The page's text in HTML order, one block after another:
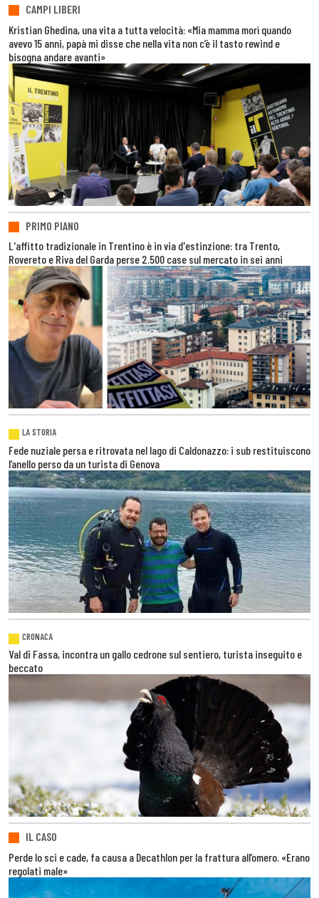
CAMPI LIBERI
Kristian Ghedina, una vita a tutta velocità: «Mia mamma morì quando
avevo 15 anni, papà mi disse che nella vita non c’è il tasto rewind e
bisogna andare avanti»
PRIMO PIANO
L'affitto tradizionale in Trentino è in via d'estinzione: tra Trento,
Rovereto e Riva del Garda perse 2.500 case sul mercato in sei anni
LA STORIA
Fede nuziale persa e ritrovata nel lago di Caldonazzo: i sub restituiscono
l’anello perso da un turista di Genova
CRONACA
Val di Fassa, incontra un gallo cedrone sul sentiero, turista inseguito e
beccato
IL CASO
Perde lo sci e cade, fa causa a Decathlon per la frattura all’omero. «Erano
regolati male»